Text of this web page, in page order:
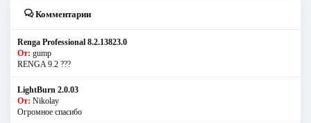
Комментарии
Renga Professional 8.2.13823.0
От: gump
RENGA 9.2 ???
LightBurn 2.0.03
От: Nikolay
Огромное спасибо